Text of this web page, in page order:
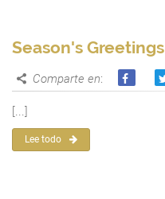
Season's Greetings
Comparte en:
[...]
Lee todo